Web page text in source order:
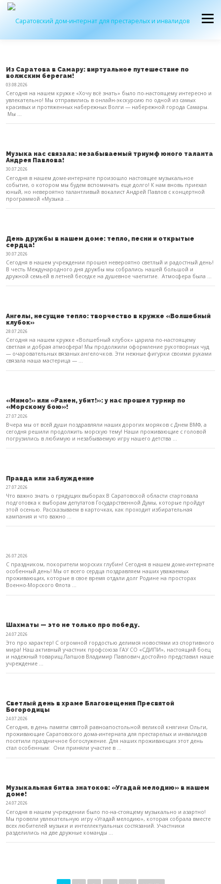
Перейти
содержимому
Меню
ЖУРНАЛ “ДОМ” КОНТАКТЫ
Из Саратова в Самару: виртуальное путешествие по
волжским берегам!
03.08.2026
Сегодня на нашем кружке «Хочу всё знать» было по-настоящему интересно и
увлекательно! Мы отправились в онлайн-экскурсию по одной из самых
красивых и протяженных набережных Волги — набережной города Самары.
Мы ...
Музыка нас связала: незабываемый триумф юного таланта
Андрея Павлова!
30.07.2026
Сегодня в нашем доме-интернате произошло настоящее музыкальное
событие, о котором мы будем вспоминать еще долго! К нам вновь приехал
юный, но невероятно талантливый вокалист Андрей Павлов с концертной
программой «Музыка ...
День дружбы в нашем доме: тепло, песни и открытые
сердца!
30.07.2026
Сегодня в нашем учреждении прошел невероятно светлый и радостный день!
В честь Международного дня дружбы мы собрались нашей большой и
дружной семьей в летней беседке на душевное чаепитие. Атмосфера была ...
Ангелы, несущие тепло: творчество в кружке «Волшебный
клубок»
28.07.2026
Сегодня на нашем кружке «Волшебный клубок» царила по-настоящему
светлая и добрая атмосфера! Мы продолжили оформление рукотворных чуд
— очаровательных вязаных ангелочков. Эти нежные фигурки своими руками
связала наша мастерица — ...
«Мимо!» или «Ранен, убит!»: у нас прошел турнир по
«Морскому бою»!
27.07.2026
Вчера мы от всей души поздравляли наших дорогих моряков с Днем ВМФ, а
сегодня решили продолжить морскую тему! Наши проживающие с головой
погрузились в любимую и незабываемую игру нашего детства ...
Правда или заблуждение
27.07.2026
Что важно знать о грядущих выборах В Саратовской области стартовала
подготовка к выборам депутатов Государственной Думы, которые пройдут
этой осенью. Рассказываем в карточках, как проходит избирательная
кампания и что важно ...
26.07.2026
С праздником, покорители морских глубин! Сегодня в нашем доме-интернате
особенный день! Мы от всего сердца поздравляем наших уважаемых
проживающих, которые в свое время отдали долг Родине на просторах
Военно-Морского Флота ...
Шахматы — это не только про победу.
24.07.2026
Это про характер! С огромной гордостью делимся новостями из спортивного
мира! Наш активный участник профсоюза ГАУ СО «СДИПИ», настоящий боец
и надежный товарищ Лапшов Владимир Павлович достойно представил наше
учреждение ...
Светлый день в храме Благовещения Пресвятой
Богородицы
24.07.2026
Сегодня, в день памяти святой равноапостольной великой княгини Ольги,
проживающие Саратовского дома-интерната для престарелых и инвалидов
посетили праздничное богослужение. Для наших проживающих этот день
стал особенным: Они приняли участие в ...
Музыкальная битва знатоков: «Угадай мелодию» в нашем
доме!
24.07.2026
Сегодня в нашем учреждении было по-на-стоящему музыкально и азартно!
Мы провели увлекательную игру «Угадай мелодию», которая собрала вместе
всех любителей музыки и интеллектуальных состязаний. Участники
разделились на две дружные команды ...